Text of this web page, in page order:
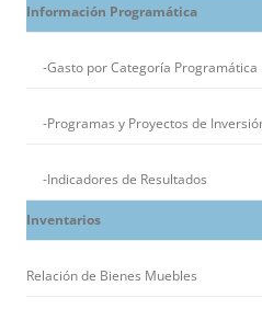
Información Programática
-Gasto por Categoría Programática
-Programas y Proyectos de
-Indicadores de Resultados
Inventarios
Relación de Bienes Muebles